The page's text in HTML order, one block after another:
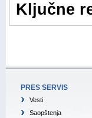
Ključne
PRES SERVIS
Vesti
Saopštenja